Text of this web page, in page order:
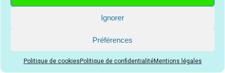
Ignorer
Préférences
Politique de cookies Politique de confidentialitéMentions légales